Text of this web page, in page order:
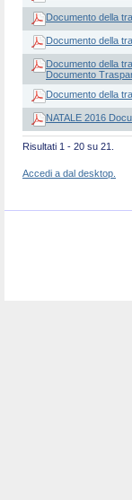
Documento della
Documento della
Documento della
Documento
Documento della
NATALE 2016
Risultati 1 - 20 su 21.
Accedi a dal desktop.